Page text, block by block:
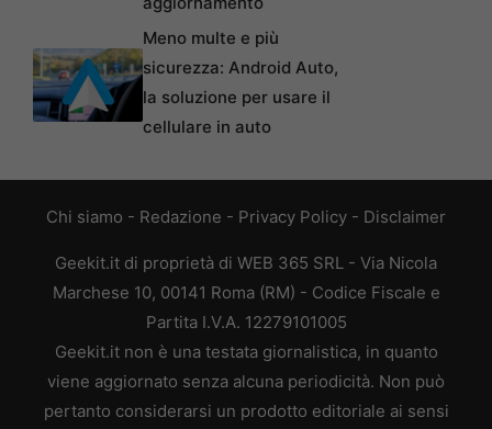
Meno multe e più
sicurezza: Android Auto,
la soluzione per usare il
cellulare in auto
Chi siamo - Redazione - Privacy Policy - Disclaimer
Geekit.it di proprietà di WEB 365 SRL - Via Nicola
Marchese 10, 00141 Roma (RM) - Codice Fiscale e
Partita I.V.A. 12279101005
Geekit.it non è una testata giornalistica, in quanto
viene aggiornato senza alcuna periodicità. Non può
pertanto considerarsi un prodotto editoriale ai sensi